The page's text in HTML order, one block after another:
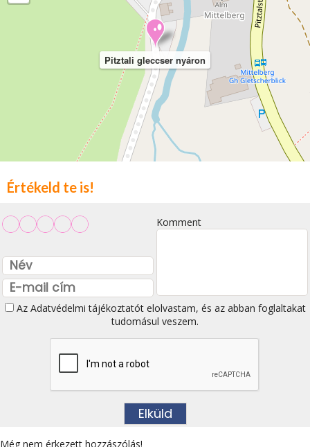
Pitztali gleccser nyáron
Értékeld te is!
Komment
Az Adatvédelmi tájékoztatótelolvastam, és az abban foglaltakat
tudomásul veszem.
Még nem érkezett hozzászólás!